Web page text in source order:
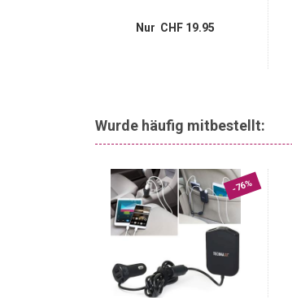
Nur CHF 19.95
Wurde häufig mitbestellt:
-76%